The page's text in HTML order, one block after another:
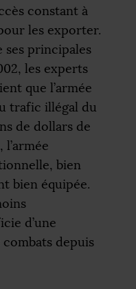
constant à
les exporter.
ses principales
les experts
que l’armée
trafic illégal du
de dollars de
l’armée
bien
bien équipée.
d’une
depuis